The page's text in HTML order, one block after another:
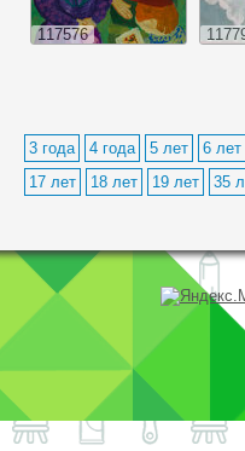
117576
3 года 4 года 5 лет
6 лет
17 лет
18 лет 19 лет 35